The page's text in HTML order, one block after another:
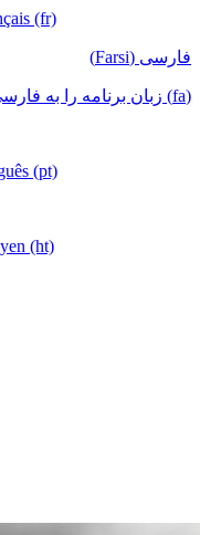
(fr)
فارسی (Farsi)
(fa) زبان برنامه را به فارسی تغییر دهید
(pt)
(ht)